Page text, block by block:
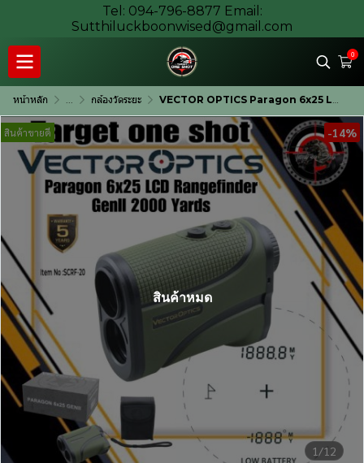
Tel: 094-796-8877 Email:
Sutthiluckboonwised@gmail.com
0
หน้าหลัก ... กล้องวัดระยะ VECTOR OPTICS Paragon 6x25 LCD Rangefinder GenII 2000 Yards
1/12
สินค้าขายดี -14%
สินค้าหมด